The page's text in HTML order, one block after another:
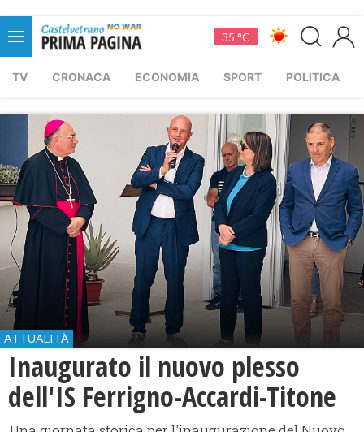
35 °C
TV CRONACA ECONOMIA SPORT POLITICA
ATTUALITÀ
Inaugurato il nuovo plesso
dell'IS Ferrigno-Accardi-Titone